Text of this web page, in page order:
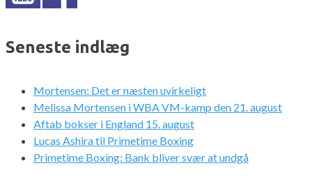
Seneste indlæg
Mortensen: Det er næsten uvirkeligt
Melissa Mortensen i WBA VM-kamp den 21. august
Aftab bokser i England 15. august
Lucas Ashira til Primetime Boxing
Primetime Boxing: Bank bliver svær at undgå